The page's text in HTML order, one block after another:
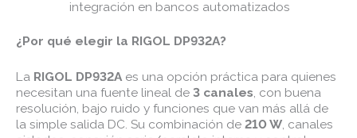
integración en bancos automatizados
¿Por qué elegir la RIGOL DP932A?
La RIGOL DP932A es una opción práctica para quienes
necesitan una fuente lineal de 3 canales , con buena
resolución, bajo ruido y funciones que van más allá de
la simple salida DC. Su combinación de 210 W , canales